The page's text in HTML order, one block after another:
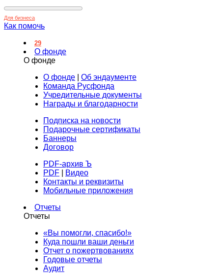
Для бизнеса
Как помочь
29
О фонде
О фонде
О фонде
Об эндаументе
Команда Русфонда
Учредительные документы
Награды и благодарности
Подписка на новости
Подарочные сертификаты
Баннеры
Договор
PDF-архив Ъ
PDF
Видео
Контакты и реквизиты
Мобильные приложения
Отчеты
Отчеты
«Вы помогли, спасибо!»
Куда пошли ваши деньги
Отчет о пожертвованиях
Годовые отчеты
Аудит